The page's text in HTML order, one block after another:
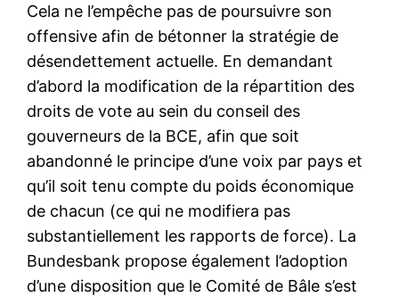
Cela ne l’empêche pas de poursuivre son
offensive afin de bétonner la stratégie de
désendettement actuelle. En demandant
d’abord la modification de la répartition des
droits de vote au sein du conseil des
gouverneurs de la BCE, afin que soit
abandonné le principe d’une voix par pays et
qu’il soit tenu compte du poids économique
de chacun (ce qui ne modifiera pas
substantiellement les rapports de force). La
Bundesbank propose également l’adoption
d’une disposition que le Comité de Bâle s’est